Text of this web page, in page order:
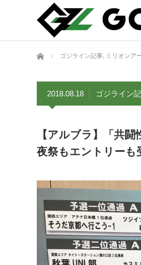
ホーム ゴジライン記事, ミリオンア
2018.08.18 ゴジライン
【アルブラ】「共
夜祭もエントリーも